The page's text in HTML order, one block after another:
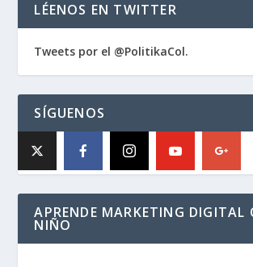
LÉENOS EN TWITTER
Tweets por el @PolitikaCol.
SÍGUENOS
APRENDE MARKETING DIGITAL
NIÑO